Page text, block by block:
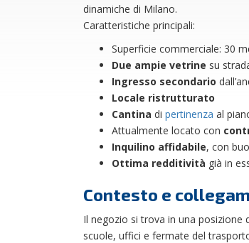
dinamiche di Milano.
Caratteristiche principali:
Superficie commerciale: 30
Due ampie vetrine su
Ingresso secondario
Locale ristrutturato
Cantina di pertinenza al
Attualmente locato con
Inquilino affidabile, con
Ottima redditività già in
Contesto e
Il negozio si trova in una posizione
scuole, uffici e fermate del